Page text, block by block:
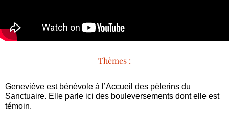
Thèmes :
Geneviève est bénévole à l’Accueil des pèlerins du
Sanctuaire. Elle parle ici des bouleversements dont elle est
témoin.